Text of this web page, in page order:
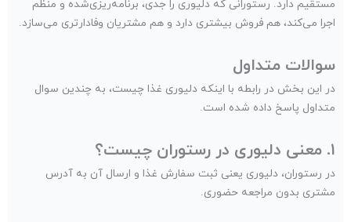
مستقیم دارد. رستورانی که دلیوری را جدی، برنامه‌ریزی‌شده و منظم
اجرا می‌کند، هم فروش بیشتری دارد و هم مشتریان وفادارتری می‌سازد.
سوالات متداول
در این بخش در رابطه با اینکه دلیوری غذا چیست، به چندین سوال
متداول پاسخ داده شده است.
۱. معنی دلیوری در رستوران چیست؟
در رستوران، دلیوری یعنی ثبت سفارش غذا و ارسال آن به آدرس
مشتری بدون مراجعه حضوری.